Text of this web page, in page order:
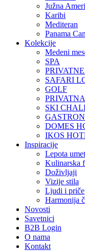
Južna
Karibi
Mediteran
Panama
Kolekcije
Medeni
SPA
SAFARI
GOLF
SKI
DOMES
IKOS
Inspiracije
Lepota
Kulinarska
Doživljaji
Vizije stila
Ljudi i priče
Harmonija
Novosti
Savetnici
B2B Login
O nama
Kontakt